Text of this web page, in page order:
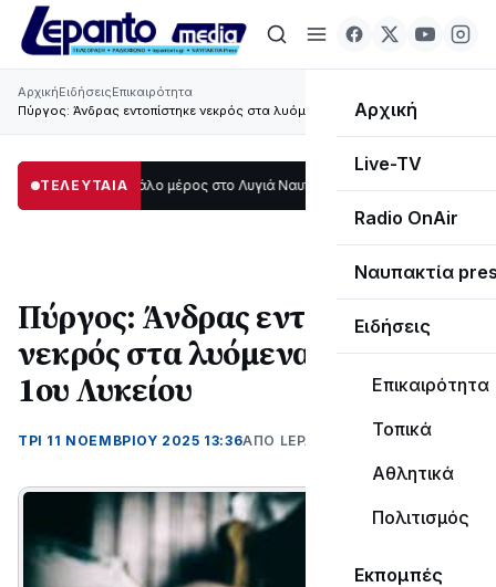
Αρχική
Live-TV
Radio OnAir
Ναυπακτία
Ειδήσεις
Επικαιρότητα
Τοπικά
Αθλητικά
Πολιτισμός
Εκπομπές
ΑρχικήΕιδήσειςΕπικαιρότητα
Πύργος: Άνδρας εντοπίστηκε νεκρός στα λυόμενα του πρώην 1ου Λυκείου
ΤΕΛΕΥΤΑΙΑ
σκοτάδι μεγάλο μέρος στο Λυγιά Ναυπάκτου12:08
Πύργος: Άνδρας εντοπίστηκε
νεκρός στα λυόμενα του πρώην
1ου Λυκείου
ΤΡΊ 11 ΝΟΕΜΒΡΊΟΥ 2025 13:36ΑΠΌ LEPANTO RTV